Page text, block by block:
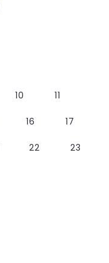
10 11
16 17
22 23